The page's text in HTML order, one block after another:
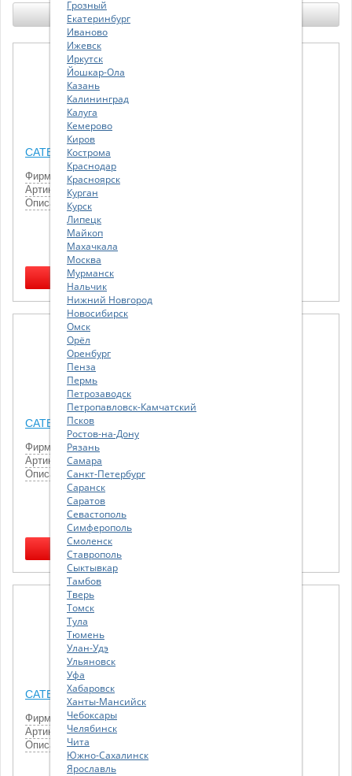
CATERPILLAR Коллектор выпускной (аналог Vtrack)
Фирма
CATERPILLAR
Артикул
Описание
CATERPILLAR Трубка топливная (аналог Vtrack)
Фирма
Артикул
Описание
Трубка топливная (аналог Vtrack)
Доставка:
CATERPILLAR Трубка топливная (аналог Vtrack)
Фирма
CATERPILLAR
Артикул
4P9384
Описание
Грозный
Екатеринбург
Иваново
Ижевск
Иркутск
Йошкар-Ола
Казань
Калининград
Калуга
Кемерово
Киров
Кострома
Краснодар
Красноярск
Курган
Курск
Липецк
Майкоп
Махачкала
Москва
Мурманск
Нальчик
Нижний Новгород
Новосибирск
Омск
Орёл
Оренбург
Пенза
Пермь
Петрозаводск
Петропавловск-Камчатский
Псков
Ростов-на-Дону
Рязань
Самара
Санкт-Петербург
Саранск
Саратов
Севастополь
Симферополь
Смоленск
Ставрополь
Сыктывкар
Тамбов
Тверь
Томск
Тула
Тюмень
Улан-Удэ
Ульяновск
Уфа
Хабаровск
Ханты-Мансийск
Чебоксары
Челябинск
Чита
Южно-Сахалинск
Ярославль